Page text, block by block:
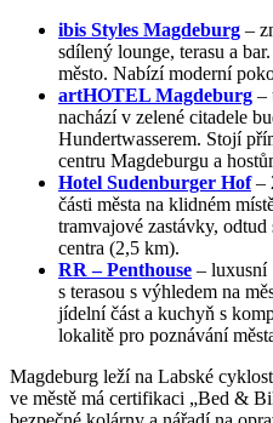
ibis Styles Magdeburg –
sdílený lounge, terasu a
město. Nabízí moderní
artHOTEL Magdeburg –
nachází v zelené citadele
Hundertwasserem. Stojí
centru Magdeburgu a
Hotel Sudenburger Hof–
části města na klidném
tramvajové zastávky,
centra (2,5 km).
RR – Penthouse – luxusní
s terasou s výhledem na
jídelní část a kuchyň s
lokalitě pro poznávání
Magdeburg leží na Labské
ve městě má certifikaci „Bed &